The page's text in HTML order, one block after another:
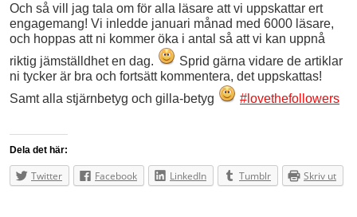
Och så vill jag tala om för alla läsare att vi uppskattar ert
engagemang! Vi inledde januari månad med 6000 läsare,
och hoppas att ni kommer öka i antal så att vi kan uppnå
riktig jämställdhet en dag.
Sprid gärna vidare de artiklar
ni tycker är bra och fortsätt kommentera, det uppskattas!
Samt alla stjärnbetyg och gilla-betyg
#lovethefollowers
Dela det här:
Twitter Facebook LinkedIn Tumblr Skriv ut